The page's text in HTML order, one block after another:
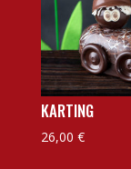
:
KARTING
26,00 €